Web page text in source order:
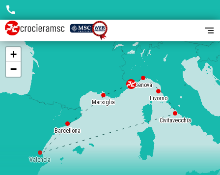
Barcellona
Marsiglia
Genova
Livorno
Civitavecchia
Valencia
+
−
call
segment